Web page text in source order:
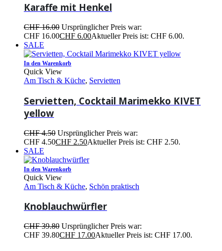
Karaffe mit Henkel
CHF16.00 Ursprünglicher Preis war:
CHF 16.00CHF 6.00Aktueller Preis ist: CHF 6.00.
SALE
In den Warenkorb
Quick View
Am Tisch & Küche, Servietten
Servietten, Cocktail Marimekko KIVET
yellow
CHF4.50 Ursprünglicher Preis war:
CHF 4.50CHF 2.50Aktueller Preis ist: CHF 2.50.
SALE
In den Warenkorb
Quick View
Am Tisch & Küche, Schön praktisch
Knoblauchwürfler
CHF39.80 Ursprünglicher Preis war:
CHF 39.80CHF 17.00Aktueller Preis ist: CHF 17.00.